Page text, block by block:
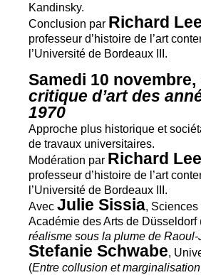
Kandinsky.
Conclusion par Richard
professeur d’histoire de l’art
l’Université de Bordeaux III.
Samedi 10 novembre,
critique d’art des
1970
Approche plus historique et
de travaux universitaires.
Modération par Richard
professeur d’histoire de l’art
l’Université de Bordeaux III.
Avec Julie Sissia,
Académie des Arts de Düsseldorf
réalisme sous la plume de
Stefanie Schwabe,
(Entre collusion et